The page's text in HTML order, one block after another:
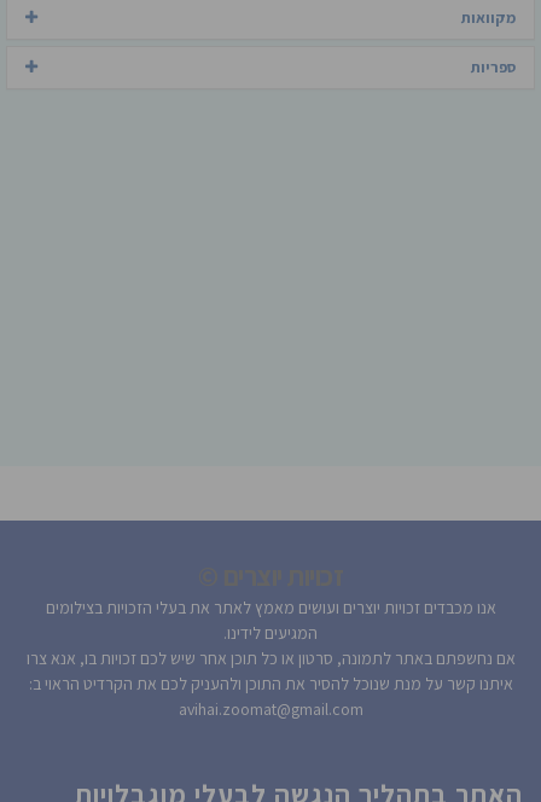
מקוואות
ספריות
אנו מכבדים זכויות יוצרים ועושים מאמץ לאתר את בעלי הזכויות בצילומים
המגיעים לידינו.
אם נחשפתם באתר לתמונה, סרטון או כל תוכן אחר שיש לכם זכויות בו, אנא צרו
איתנו קשר על מנת שנוכל להסיר את התוכן ולהעניק לכם את הקרדיט הראוי ב:
avihai.zoomat@gmail.com